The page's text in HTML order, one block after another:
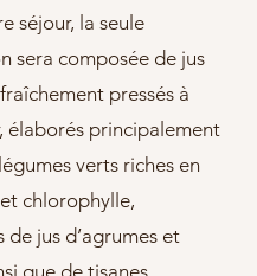
séjour, la seule
sera composée de jus
pressés à
élaborés principalement
verts riches en
chlorophylle,
de jus d’agrumes et
que de tisanes